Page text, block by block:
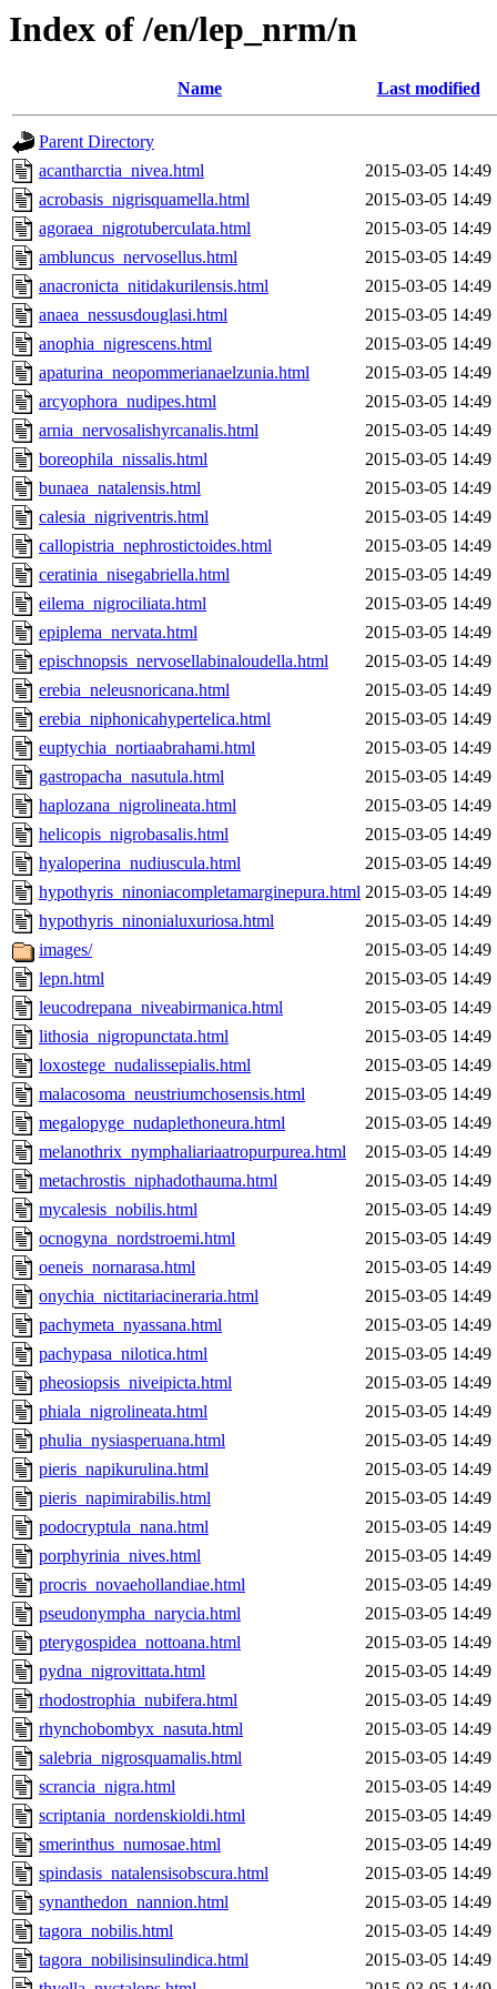
Index of /en/lep_nrm/n
Name Last modified
Parent Directory
acantharctia_nivea.html
2015-03-05 14:49
acrobasis_nigrisquamella.html
2015-03-05 14:49
agoraea_nigrotuberculata.html
2015-03-05 14:49
ambluncus_nervosellus.html
2015-03-05 14:49
anacronicta_nitidakurilensis.html
2015-03-05 14:49
anaea_nessusdouglasi.html
2015-03-05 14:49
anophia_nigrescens.html
2015-03-05 14:49
apaturina_neopommerianaelzunia.html
2015-03-05 14:49
arcyophora_nudipes.html
2015-03-05 14:49
arnia_nervosalishyrcanalis.html
2015-03-05 14:49
boreophila_nissalis.html
2015-03-05 14:49
bunaea_natalensis.html
2015-03-05 14:49
calesia_nigriventris.html
2015-03-05 14:49
callopistria_nephrostictoides.html
2015-03-05 14:49
ceratinia_nisegabriella.html
2015-03-05 14:49
eilema_nigrociliata.html
2015-03-05 14:49
epiplema_nervata.html
2015-03-05 14:49
epischnopsis_nervosellabinaloudella.html
2015-03-05 14:49
erebia_neleusnoricana.html
2015-03-05 14:49
erebia_niphonicahypertelica.html
2015-03-05 14:49
euptychia_nortiaabrahami.html
2015-03-05 14:49
gastropacha_nasutula.html
2015-03-05 14:49
haplozana_nigrolineata.html
2015-03-05 14:49
helicopis_nigrobasalis.html
2015-03-05 14:49
hyaloperina_nudiuscula.html
2015-03-05 14:49
hypothyris_ninoniacompletamarginepura.html 2015-03-05 14:49
hypothyris_ninonialuxuriosa.html
2015-03-05 14:49
images/
2015-03-05 14:49
lepn.html
2015-03-05 14:49
leucodrepana_niveabirmanica.html
2015-03-05 14:49
lithosia_nigropunctata.html
2015-03-05 14:49
loxostege_nudalissepialis.html
2015-03-05 14:49
malacosoma_neustriumchosensis.html
2015-03-05 14:49
megalopyge_nudaplethoneura.html
2015-03-05 14:49
melanothrix_nymphaliariaatropurpurea.html
2015-03-05 14:49
metachrostis_niphadothauma.html
2015-03-05 14:49
mycalesis_nobilis.html
2015-03-05 14:49
ocnogyna_nordstroemi.html
2015-03-05 14:49
oeneis_nornarasa.html
2015-03-05 14:49
onychia_nictitariacineraria.html
2015-03-05 14:49
pachymeta_nyassana.html
2015-03-05 14:49
pachypasa_nilotica.html
2015-03-05 14:49
pheosiopsis_niveipicta.html
2015-03-05 14:49
phiala_nigrolineata.html
2015-03-05 14:49
phulia_nysiasperuana.html
2015-03-05 14:49
pieris_napikurulina.html
2015-03-05 14:49
pieris_napimirabilis.html
2015-03-05 14:49
podocryptula_nana.html
2015-03-05 14:49
porphyrinia_nives.html
2015-03-05 14:49
procris_novaehollandiae.html
2015-03-05 14:49
pseudonympha_narycia.html
2015-03-05 14:49
pterygospidea_nottoana.html
2015-03-05 14:49
pydna_nigrovittata.html
2015-03-05 14:49
rhodostrophia_nubifera.html
2015-03-05 14:49
rhynchobombyx_nasuta.html
2015-03-05 14:49
salebria_nigrosquamalis.html
2015-03-05 14:49
scrancia_nigra.html
2015-03-05 14:49
scriptania_nordenskioldi.html
2015-03-05 14:49
smerinthus_numosae.html
2015-03-05 14:49
spindasis_natalensisobscura.html
2015-03-05 14:49
synanthedon_nannion.html
2015-03-05 14:49
tagora_nobilis.html
2015-03-05 14:49
tagora_nobilisinsulindica.html
2015-03-05 14:49